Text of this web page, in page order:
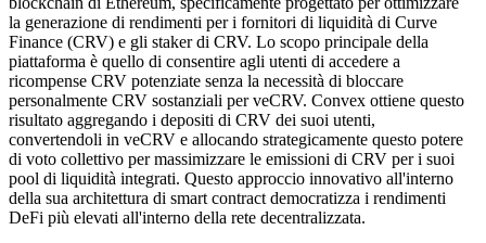
la generazione di rendimenti per i fornitori di liquidità di Curve
Finance (CRV) e gli staker di CRV. Lo scopo principale della
piattaforma è quello di consentire agli utenti di accedere a
ricompense CRV potenziate senza la necessità di bloccare
personalmente CRV sostanziali per veCRV. Convex ottiene questo
risultato aggregando i depositi di CRV dei suoi utenti,
convertendoli in veCRV e allocando strategicamente questo potere
di voto collettivo per massimizzare le emissioni di CRV per i suoi
pool di liquidità integrati. Questo approccio innovativo all'interno
della sua architettura di smart contract democratizza i rendimenti
DeFi più elevati all'interno della rete decentralizzata.